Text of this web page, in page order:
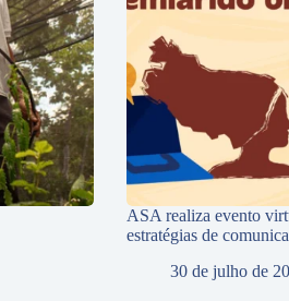
ASA realiza evento
estratégias de
30 de julho de